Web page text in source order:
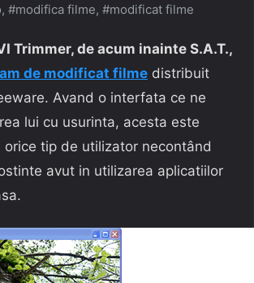
, #modifica filme, #modificat filme
Trimmer, de acum inainte S.A.T.,
de modificat filme distribuit
Avand o interfata ce ne
lui cu usurinta, acesta este
tip de utilizator necontând
avut in utilizarea aplicatiilor